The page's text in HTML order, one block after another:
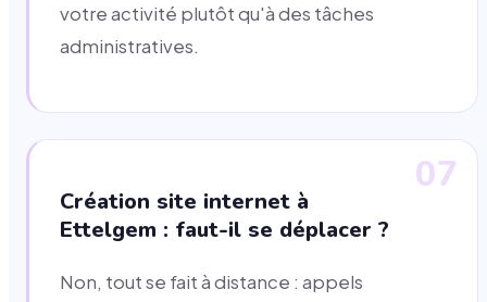
votre activité plutôt qu'à des tâches
administratives.
07
Création site internet à
Ettelgem : faut-il se déplacer ?
Non, tout se fait à distance : appels